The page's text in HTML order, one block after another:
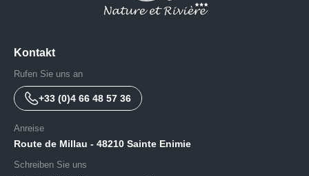
Kontakt
Rufen Sie uns an
+33 (0)4 66 48 57 36
Anreise
Route de Millau - 48210 Sainte Enimie
Schreiben Sie uns